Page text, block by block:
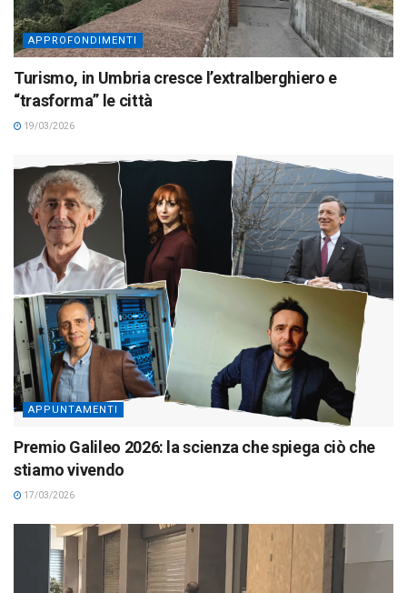
APPROFONDIMENTI
Turismo, in Umbria cresce l’extralberghiero e
“trasforma” le città
19/03/2026
APPUNTAMENTI
Premio Galileo 2026: la scienza che spiega ciò che
stiamo vivendo
17/03/2026